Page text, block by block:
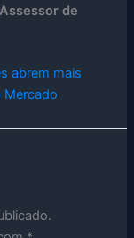
de
abrem mais